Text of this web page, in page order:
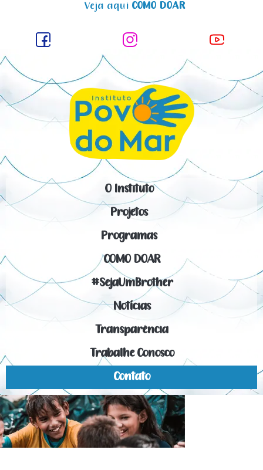
Veja aqui COMO DOAR
O Instituto
Projetos
Programas
COMO DOAR
#SejaUmBrother
Notícias
Transparência
Trabalhe Conosco
Contato